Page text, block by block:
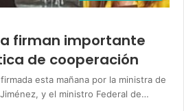
firman importante
de cooperación
esta mañana por la ministra de
y el ministro Federal de…